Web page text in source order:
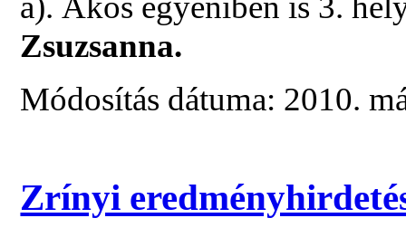
Zsuzsanna.
Módosítás dátuma: 2010.
Zrínyi